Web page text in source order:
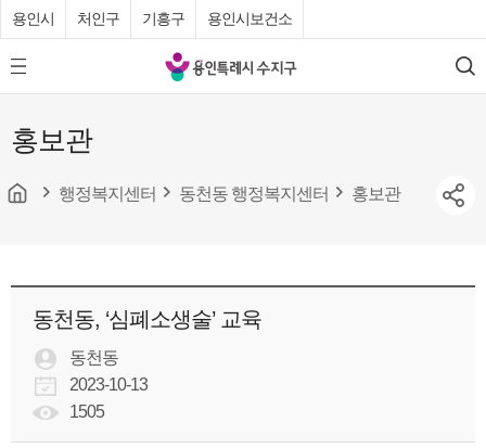
용인시 처인구 기흥구 용인시보건소
모
바
메
뉴
튼
용
인
수
청
검
색
홍보관
행정복지센터 동천동 행정복지센터 홍보관
동천동, ‘심폐소생술’ 교육
동천동
2023-10-13
1505